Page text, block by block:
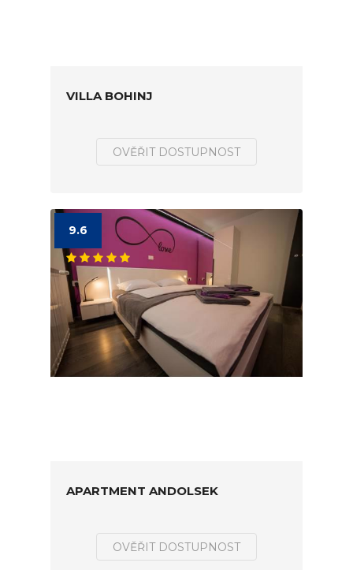
VILLA BOHINJ
OVĚŘIT DOSTUPNOST
9.6
APARTMENT ANDOLSEK
OVĚŘIT DOSTUPNOST